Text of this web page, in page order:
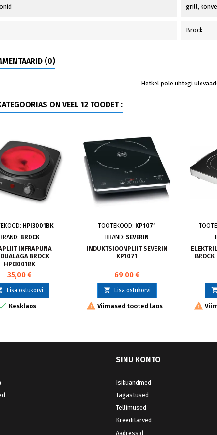
grill,
Brock
(0)
Hetkel pole ühtegi
ON VEEL 12 TOODET :
HPI3001BK
BRÄND: BROCK
INFRAPUNA
BROCK
HPI3001BK
35,00 €
Lisa ostukorvi
Kesklaos
TOOTEKOOD: KP1071
BRÄND: SEVERIN
INDUKTSIOONPLIIT SEVERIN
KP1071
69,00 €
 Lisa ostukorvi
 Viimased tooted laos 
SINU KONTO
Isikuandmed
Tagastused
Tellimused
Kreeditarved
Aadressid